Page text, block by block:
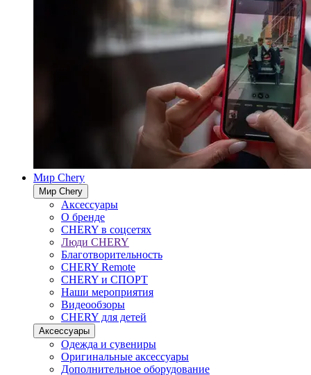
Мир Chery
Мир Chery
Аксессуары
О бренде
CHERY в соцсетях
Люди CHERY
Благотворительность
CHERY Remote
CHERY и СПОРТ
Наши мероприятия
Видеообзоры
CHERY для детей
Аксессуары
Одежда и сувениры
Оригинальные аксессуары
Дополнительное оборудование